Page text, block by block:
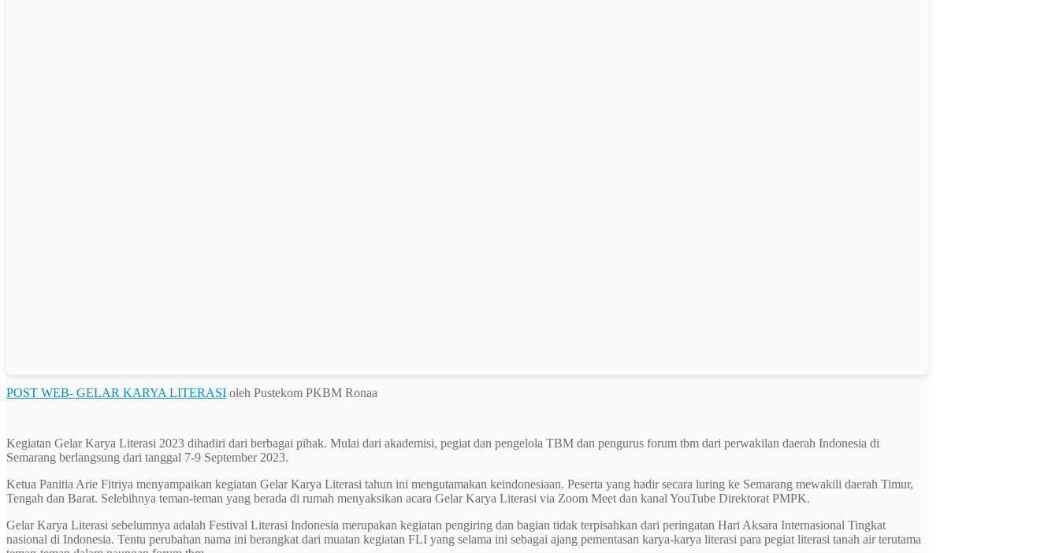
POST WEB- GELAR KARYA LITERASI oleh Pustekom PKBM Ronaa
Kegiatan Gelar Karya Literasi 2023 dihadiri dari berbagai pihak. Mulai dari akademisi, pegiat dan pengelola TBM dan pengurus forum tbm dari perwakilan daerah Indonesia di
Semarang berlangsung dari tanggal 7-9 September 2023.
Ketua Panitia Arie Fitriya menyampaikan kegiatan Gelar Karya Literasi tahun ini mengutamakan keindonesiaan. Peserta yang hadir secara luring ke Semarang mewakili daerah Timur,
Tengah dan Barat. Selebihnya teman-teman yang berada di rumah menyaksikan acara Gelar Karya Literasi via Zoom Meet dan kanal YouTube Direktorat PMPK.
Gelar Karya Literasi sebelumnya adalah Festival Literasi Indonesia merupakan kegiatan pengiring dan bagian tidak terpisahkan dari peringatan Hari Aksara Internasional Tingkat
nasional di Indonesia. Tentu perubahan nama ini berangkat dari muatan kegiatan FLI yang selama ini sebagai ajang pementasan karya-karya literasi para pegiat literasi tanah air terutama